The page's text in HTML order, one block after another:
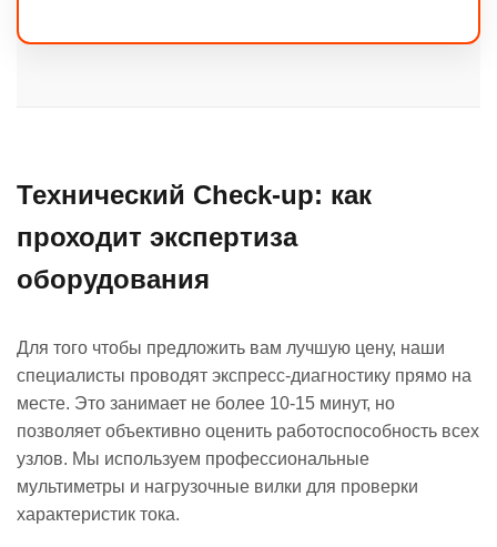
Технический Check-up: как
проходит экспертиза
оборудования
Для того чтобы предложить вам лучшую цену, наши
специалисты проводят экспресс-диагностику прямо на
месте. Это занимает не более 10-15 минут, но
позволяет объективно оценить работоспособность всех
узлов. Мы используем профессиональные
мультиметры и нагрузочные вилки для проверки
характеристик тока.